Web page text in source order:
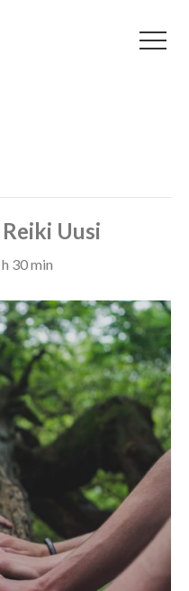
Uusi
30 min